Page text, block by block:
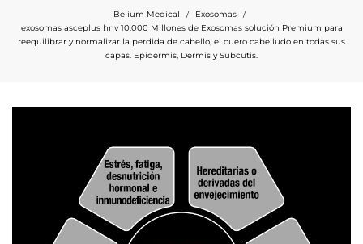
Belium Medical / Exosomas /
exosomas asceplus hrlv 10.000 Millones de Exosomas solución Premium para
reequilibrar y normalizar la perdida de cabello, el cuero cabelludo en todas sus
capas. Epidermis, Dermis y Subcutis.